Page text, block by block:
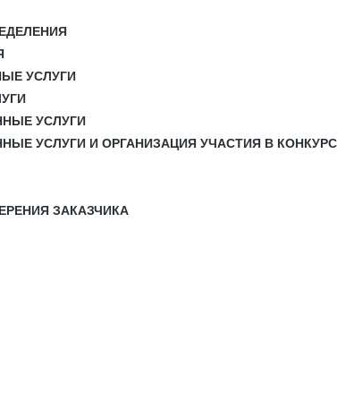
УСЛУГИ
УСЛУГИ
УСЛУГИ И ОРГАНИЗАЦИЯ УЧАСТИЯ В
ЗАКАЗЧИКА